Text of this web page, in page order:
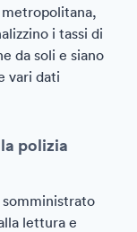
i tassi di
da soli e siano
vari dati
polizia
lettura e